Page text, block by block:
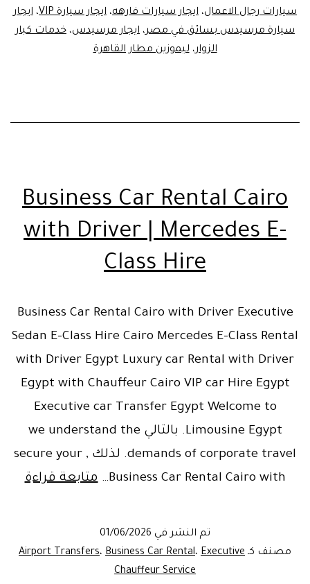
سيارات رجال الاعمال، ايجار سيارات فارهه، ايجار سيارة VIP ، ايجار
سيارة مرسيدس بسائق في مصر، ايجار مرسيدس، خدمات كبار
الزوار،ليموزين مطار القاهرة
Business Car Rental Cairo
with Driver | Mercedes E-
Class Hire
Business Car Rental Cairo with Driver Executive
Sedan E-Class Hire Cairo Mercedes E-Class Rental
with Driver Egypt Luxury car Rental with Driver
Egypt with Chauffeur Cairo VIP car Hire Egypt
Executive car Transfer Egypt Welcome to
Limousine Egypt. بالتالي we understand the
demands of corporate travel. لذلك , secure your
Business Car Rental Cairo with…
متابعة قراءة
تم النشر في 01/06/2026
مصنف كـ
Airport Transfers، Business Car Rental، Executive
Chauffeur Service